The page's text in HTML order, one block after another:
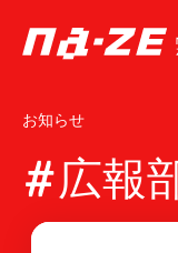
お知らせ
広報